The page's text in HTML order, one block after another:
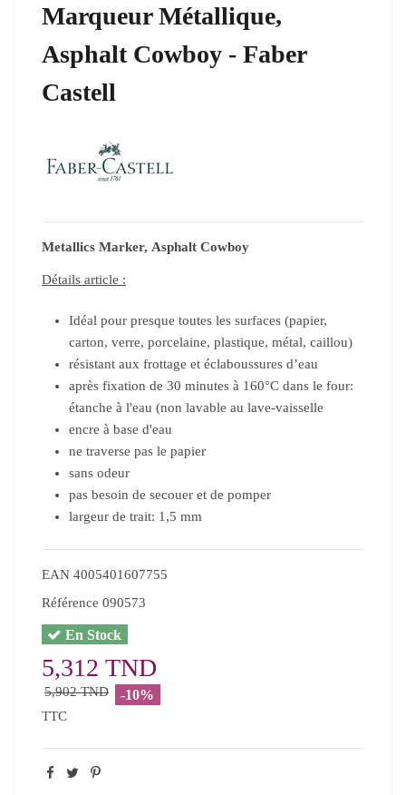
Marqueur Métallique,
Asphalt Cowboy - Faber
Castell
Metallics Marker, Asphalt Cowboy
Détails article :
Idéal pour presque toutes les surfaces (papier,
carton, verre, porcelaine, plastique, métal, caillou)
résistant aux frottage et éclaboussures d’eau
après fixation de 30 minutes à 160°C dans le four:
étanche à l'eau (non lavable au lave-vaisselle
encre à base d'eau
ne traverse pas le papier
sans odeur
pas besoin de secouer et de pomper
largeur de trait: 1,5 mm
EAN 4005401607755
Référence 090573
En Stock
5,312 TND
5,902 TND -10%
TTC